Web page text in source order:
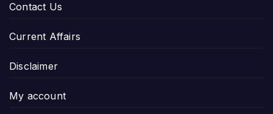
Contact Us
Current Affairs
Disclaimer
My account